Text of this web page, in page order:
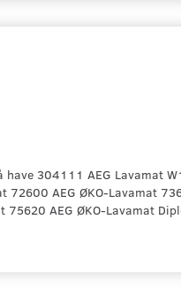
304111 AEG Lavamat
72600 AEG ØKO-Lavamat
AEG ØKO-Lavamat